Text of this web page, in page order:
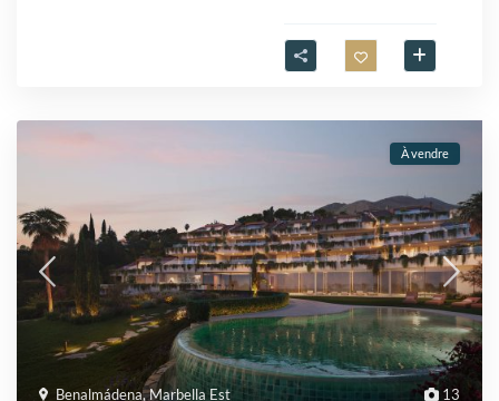
13
Benalmádena,Marbella Est
À vendre